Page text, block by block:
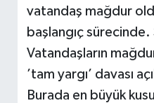
vatandaş mağdur
başlangıç
Vatandaşların
’tam yargı’ davası
Burada en büyük